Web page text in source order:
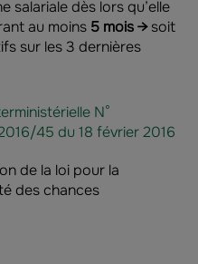
salariale dès lors qu’elle
au moins 5 mois →soit
sur les 3 dernières
N°
45 du 18 février 2016
de la loi pour la
des chances